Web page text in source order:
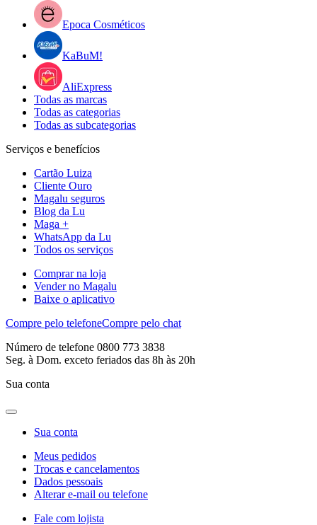
Epoca Cosméticos
KaBuM!
AliExpress
Todas as marcas
Todas as categorias
Todas as subcategorias
Serviços e benefícios
Cartão Luiza
Cliente Ouro
Magalu seguros
Blog da Lu
Maga +
WhatsApp da Lu
Todos os serviços
Comprar na loja
Vender no Magalu
Baixe o aplicativo
Compre pelo telefoneCompre pelo chat
Número de telefone 0800 773 3838
Seg. à Dom. exceto feriados das 8h às 20h
Sua conta
Sua conta
Meus pedidos
Trocas e cancelamentos
Dados pessoais
Alterar e-mail ou telefone
Fale com lojista